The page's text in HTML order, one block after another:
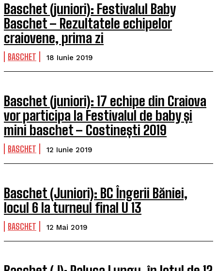
Baschet (juniori): Festivalul Baby
Baschet – Rezultatele echipelor
craiovene, prima zi
BASCHET 18 Iunie 2019
Baschet (juniori): 17 echipe din Craiova
vor participa la Festivalul de baby și
mini baschet – Costinești 2019
BASCHET 12 Iunie 2019
Baschet (Juniori): BC Îngerii Băniei,
locul 6 la turneul final U 13
BASCHET 12 Mai 2019